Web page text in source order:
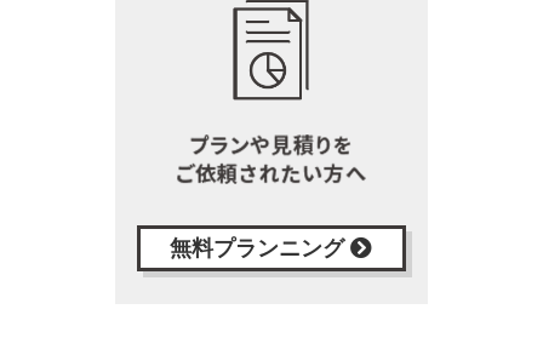
無料プランニング